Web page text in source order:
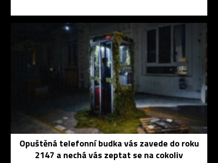
Opuštěná telefonní budka vás zavede do roku
2147 a nechá vás zeptat se na cokoliv